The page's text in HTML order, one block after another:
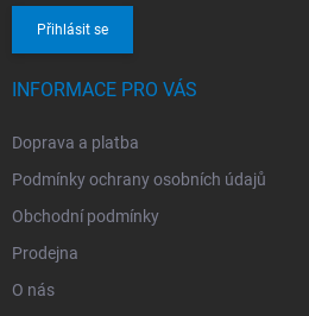
Přihlásit se
INFORMACE PRO VÁS
Doprava a platba
Podmínky ochrany osobních údajů
Obchodní podmínky
Prodejna
O nás